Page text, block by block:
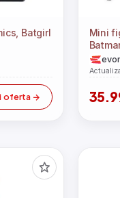
Batgirl
oferta
Mini